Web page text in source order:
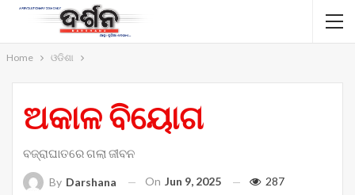
Home ଓଡିଶା
ଅକାଳ ବିୟୋଗ
ବଜ୍ରାଘାତରେ ଗଲା ଜୀବନ
By Darshana On Jun 9, 2025
287